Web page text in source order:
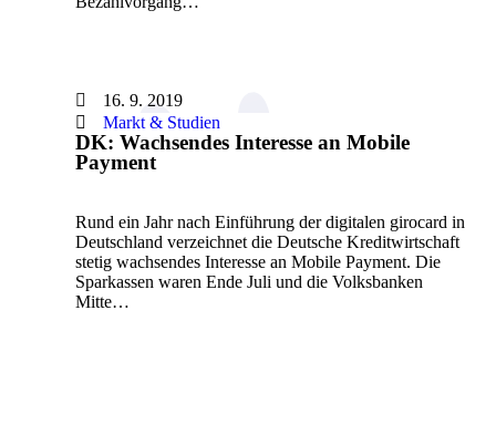
16. 9. 2019
Markt & Studien
DK: Wachsendes Interesse an Mobile
Payment
Rund ein Jahr nach Einführung der digitalen girocard in
Deutschland verzeichnet die Deutsche Kreditwirtschaft
stetig wachsendes Interesse an Mobile Payment. Die
Sparkassen waren Ende Juli und die Volksbanken
Mitte…